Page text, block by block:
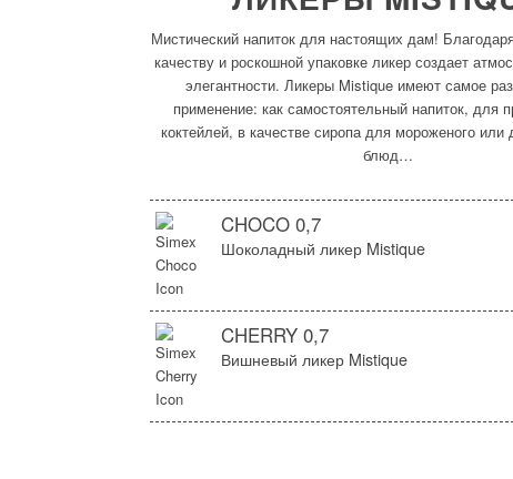
Мистический напиток для настоящих дам!
качеству и роскошной упаковке ликер создает
элегантности. Ликеры Mistique имеют самое
применение: как самостоятельный напиток, для
коктейлей, в качестве сиропа для мороженого или
блюд…
CHOCO 0,7
Шоколадный ликер Mistique
CHERRY 0,7
Вишневый ликер Mistique